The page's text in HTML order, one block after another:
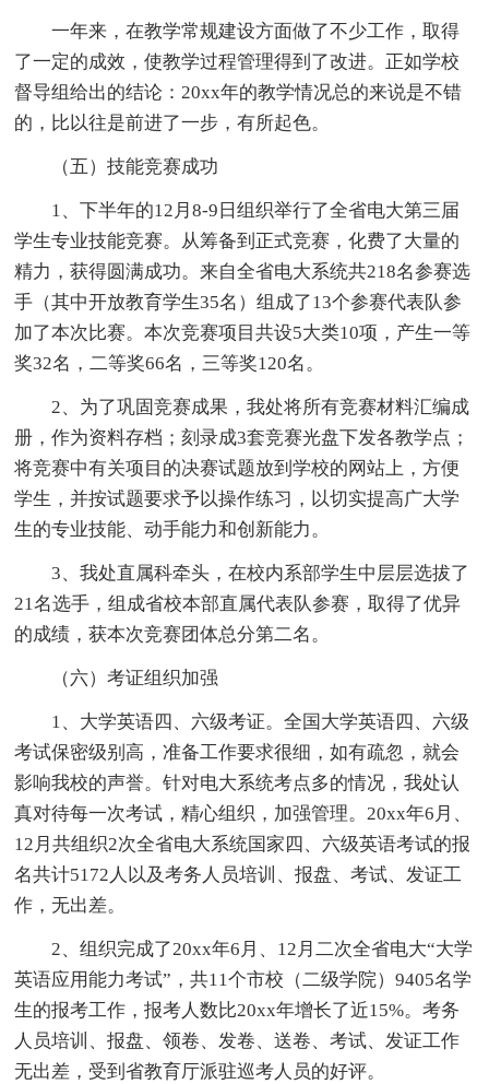
一年来，在教学常规建设方面做了不少工作，取得
了一定的成效，使教学过程管理得到了改进。正如学校
督导组给出的结论：20xx年的教学情况总的来说是不错
的，比以往是前进了一步，有所起色。
（五）技能竞赛成功
1、下半年的12月8-9日组织举行了全省电大第三届
学生专业技能竞赛。从筹备到正式竞赛，化费了大量的
精力，获得圆满成功。来自全省电大系统共218名参赛选
手（其中开放教育学生35名）组成了13个参赛代表队参
加了本次比赛。本次竞赛项目共设5大类10项，产生一等
奖32名，二等奖66名，三等奖120名。
2、为了巩固竞赛成果，我处将所有竞赛材料汇编成
册，作为资料存档；刻录成3套竞赛光盘下发各教学点；
将竞赛中有关项目的决赛试题放到学校的网站上，方便
学生，并按试题要求予以操作练习，以切实提高广大学
生的专业技能、动手能力和创新能力。
3、我处直属科牵头，在校内系部学生中层层选拔了
21名选手，组成省校本部直属代表队参赛，取得了优异
的成绩，获本次竞赛团体总分第二名。
（六）考证组织加强
1、大学英语四、六级考证。全国大学英语四、六级
考试保密级别高，准备工作要求很细，如有疏忽，就会
影响我校的声誉。针对电大系统考点多的情况，我处认
真对待每一次考试，精心组织，加强管理。20xx年6月、
12月共组织2次全省电大系统国家四、六级英语考试的报
名共计5172人以及考务人员培训、报盘、考试、发证工
作，无出差。
2、组织完成了20xx年6月、12月二次全省电大“大学
英语应用能力考试”，共11个市校（二级学院）9405名学
生的报考工作，报考人数比20xx年增长了近15%。考务
人员培训、报盘、领卷、发卷、送卷、考试、发证工作
无出差，受到省教育厅派驻巡考人员的好评。